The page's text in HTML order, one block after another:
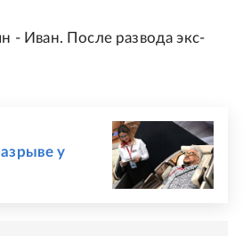
- Иван. После развода экс-
у